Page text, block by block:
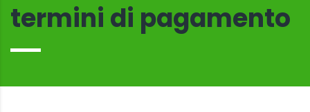
termini di pagamento